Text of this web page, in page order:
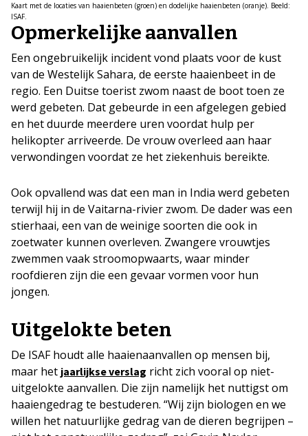
Kaart met de locaties van haaienbeten (groen) en dodelijke haaienbeten (oranje). Beeld:
ISAF.
Opmerkelijke aanvallen
Een ongebruikelijk incident vond plaats voor de kust
van de Westelijk Sahara, de eerste haaienbeet in de
regio. Een Duitse toerist zwom naast de boot toen ze
werd gebeten. Dat gebeurde in een afgelegen gebied
en het duurde meerdere uren voordat hulp per
helikopter arriveerde. De vrouw overleed aan haar
verwondingen voordat ze het ziekenhuis bereikte.
Ook opvallend was dat een man in India werd gebeten
terwijl hij in de Vaitarna-rivier zwom. De dader was een
stierhaai, een van de weinige soorten die ook in
zoetwater kunnen overleven. Zwangere vrouwtjes
zwemmen vaak stroomopwaarts, waar minder
roofdieren zijn die een gevaar vormen voor hun
jongen.
Uitgelokte beten
De ISAF houdt alle haaienaanvallen op mensen bij,
maar het jaarlijkse verslag richt zich vooral op niet-
uitgelokte aanvallen. Die zijn namelijk het nuttigst om
haaiengedrag te bestuderen. “Wij zijn biologen en we
willen het natuurlijke gedrag van de dieren begrijpen –